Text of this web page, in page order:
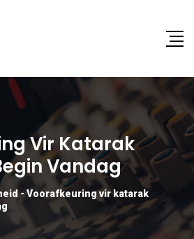
Vir Katarak
Vandag
-Voorafkeuring vir katarak